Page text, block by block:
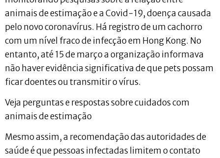
animais de estimação e a Covid-19, doença causada
pelo novo coronavírus. Há registro de um cachorro
com um nível fraco de infecção em Hong Kong. No
entanto, até 15 de março a organização informava
não haver evidência significativa de que pets possam
ficar doentes ou transmitir o vírus.
Veja perguntas e respostas sobre cuidados com
animais de estimação
Mesmo assim, a recomendação das autoridades de
saúde é que pessoas infectadas limitem o contato